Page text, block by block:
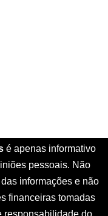
é apenas informativo
pessoais. Não
informações e não
financeiras tomadas
responsabilidade do